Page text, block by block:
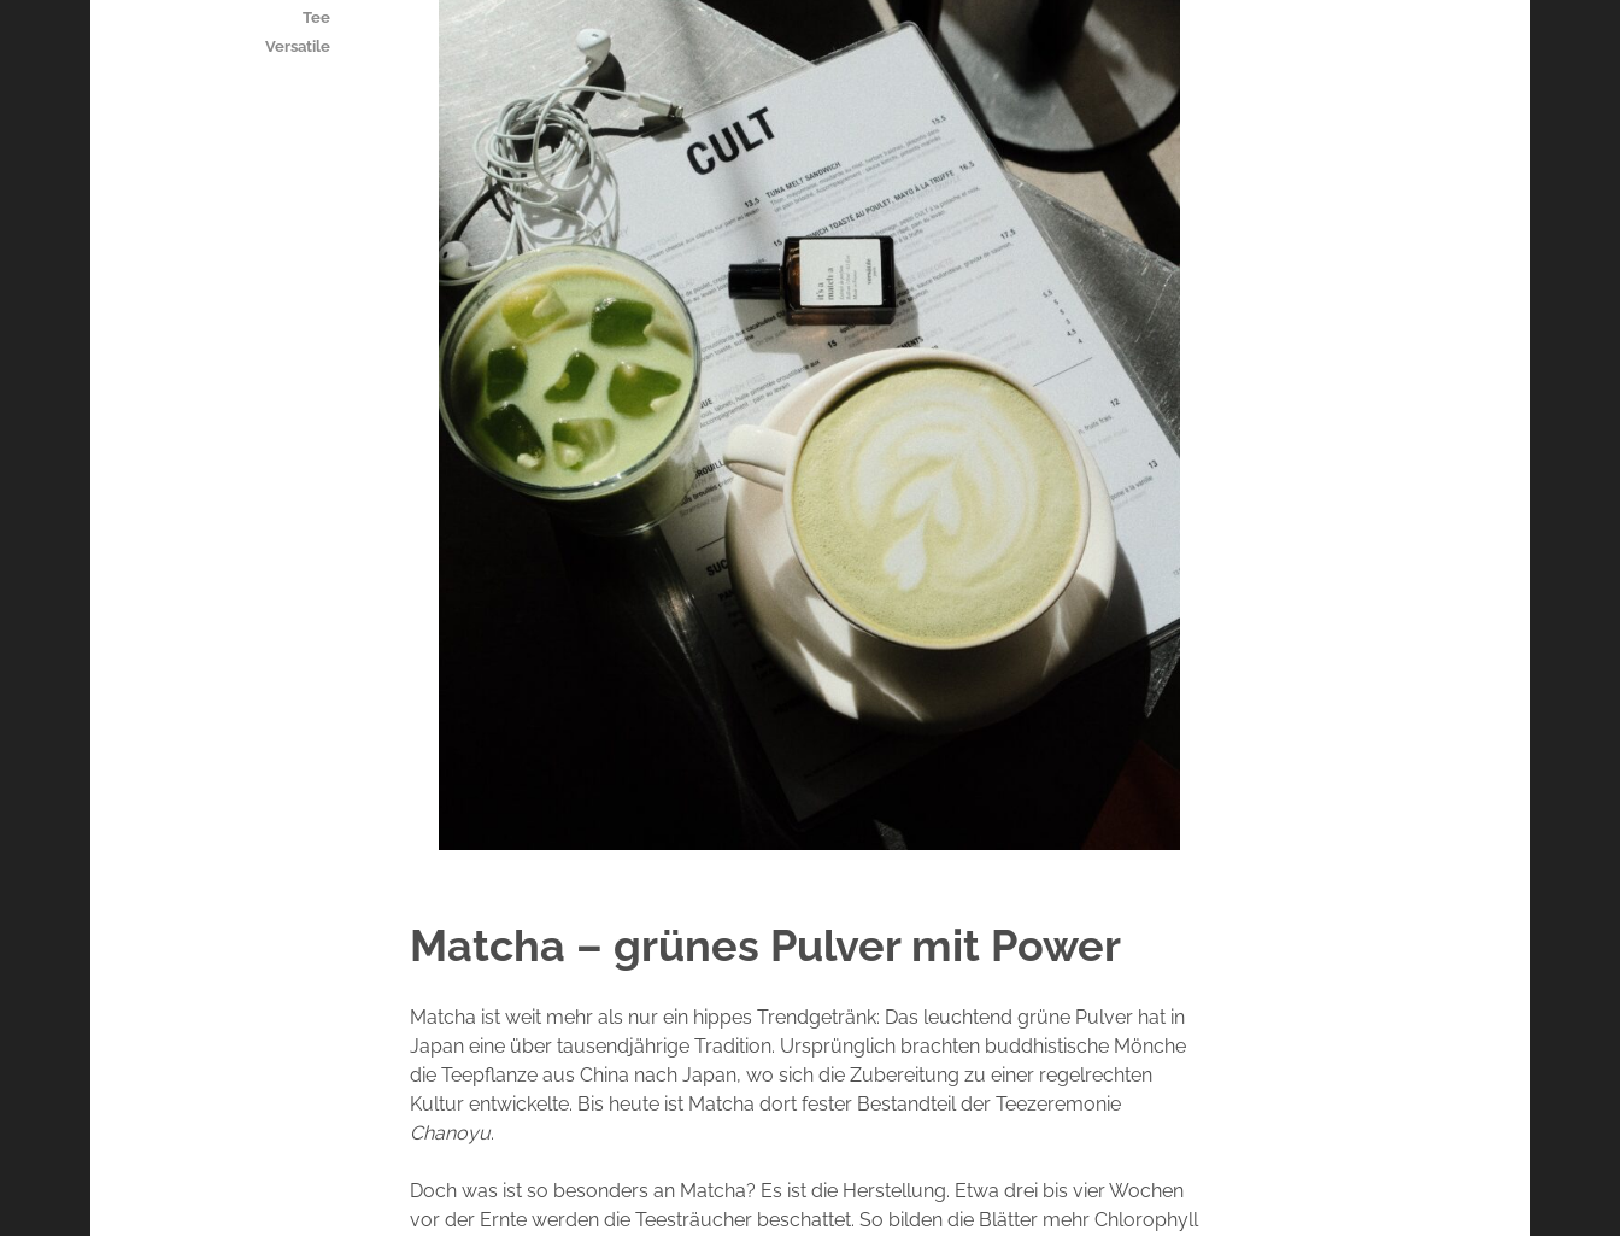
Matcha – grünes Pulver mit Power
Matcha ist weit mehr als nur ein hippes Trendgetränk: Das leuchtend grüne Pulver hat in
Japan eine über tausendjährige Tradition. Ursprünglich brachten buddhistische Mönche
die Teepflanze aus China nach Japan, wo sich die Zubereitung zu einer regelrechten
Kultur entwickelte. Bis heute ist Matcha dort fester Bestandteil der Teezeremonie
Chanoyu.
Doch was ist so besonders an Matcha? Es ist die Herstellung. Etwa drei bis vier Wochen
vor der Ernte werden die Teesträucher beschattet. So bilden die Blätter mehr Chlorophyll
Tee
Versatile